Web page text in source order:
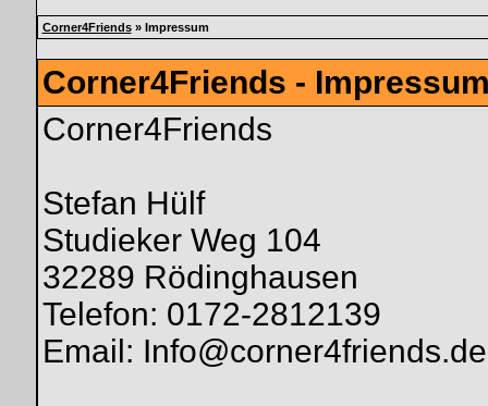
Corner4Friends» Impressum
Corner4Friends -
Corner4Friends
Stefan Hülf
Studieker Weg 104
32289 Rödinghausen
Telefon: 0172-2812139
Email: Info@corner4friends.de